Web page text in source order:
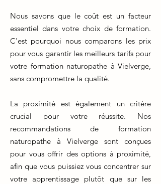
Nous savons que le coût est un facteur
essentiel dans votre choix de formation.
C'est pourquoi nous comparons les prix
pour vous garantir les meilleurs tarifs pour
votre formation naturopathe à Vielverge,
sans compromettre la qualité.
La proximité est également un critère
crucial pour votre réussite. Nos
recommandations de formation
naturopathe à Vielverge sont conçues
pour vous offrir des options à proximité,
afin que vous puissiez vous concentrer sur
votre apprentissage plutôt que sur les